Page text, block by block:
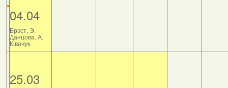
04.04
Брэст, Э.
Данцова, А.
Ківачук
25.03